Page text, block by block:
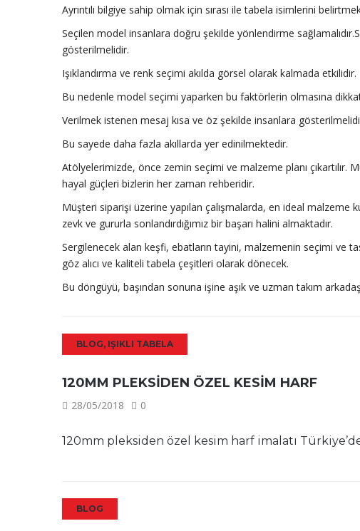
Ayrıntılı bilgiye sahip olmak için sırası ile tabela isimlerini
Seçilen model insanlara doğru şekilde yönlendirme
gösterilmelidir.
Işıklandırma ve renk seçimi akılda görsel olarak kalmada etkilidir.
Bu nedenle model seçimi yaparken bu faktörlerin olmasına
Verilmek istenen mesaj kısa ve öz şekilde insanlara
Bu sayede daha fazla akıllarda yer edinilmektedir.
Atölyelerimizde, önce zemin seçimi ve malzeme planı
hayal güçleri bizlerin her zaman rehberidir.
Müşteri siparişi üzerine yapılan çalışmalarda, en ideal malzeme
zevk ve gururla sonlandırdığımız bir başarı halini almaktadır.
Sergilenecek alan keşfi, ebatların tayini, malzemenin seçimi ve
göz alıcı ve kaliteli tabela çeşitleri olarak dönecek.
Bu döngüyü, başından sonuna işine aşık ve uzman takım
BLOG, IŞIKLI TABELA
120MM PLEKSIDEN ÖZEL KESIM HARF
28/05/2018 0
120mm pleksiden özel kesim harf imalatı
BLOG